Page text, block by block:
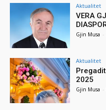
Aktualitet
VERA
Gjin Musa -
Aktualitet
2025
Gjin Musa -